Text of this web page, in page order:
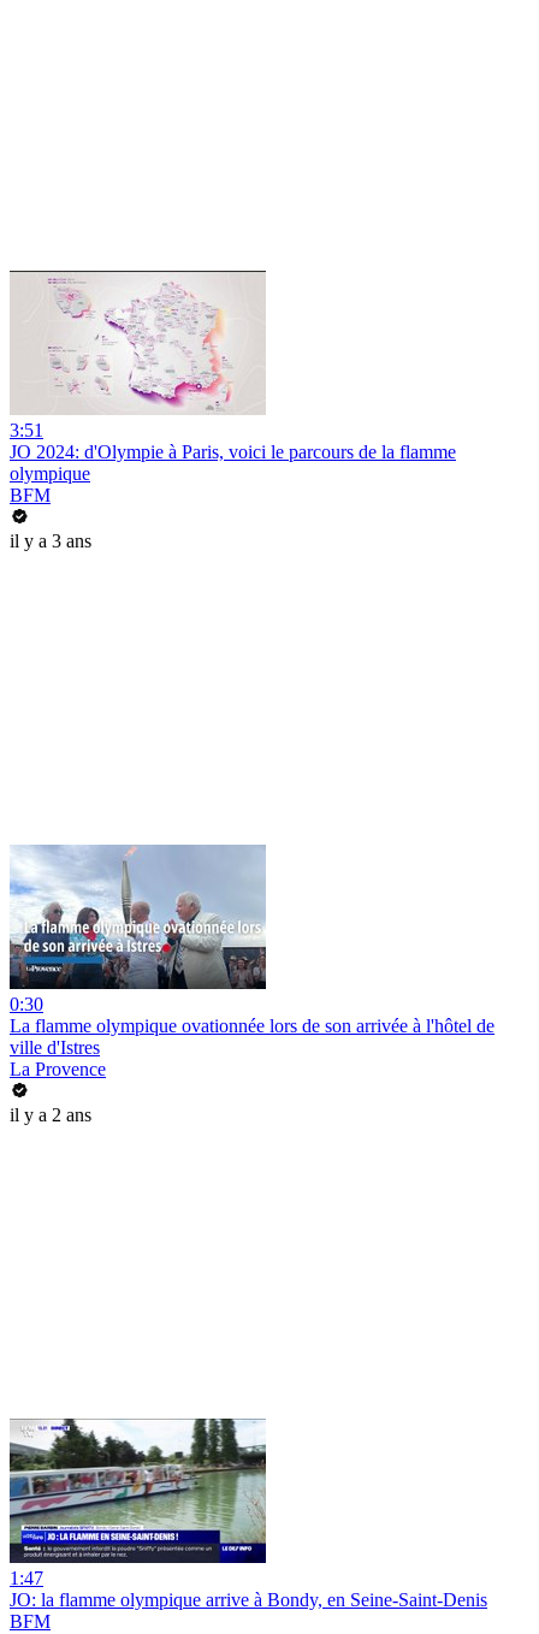
3:51
JO 2024: d'Olympie à Paris, voici le parcours de la flamme
olympique
BFM
il y a 3 ans
0:30
La flamme olympique ovationnée lors de son arrivée à l'hôtel de
ville d'Istres
La Provence
il y a 2 ans
1:47
JO: la flamme olympique arrive à Bondy, en Seine-Saint-Denis
BFM